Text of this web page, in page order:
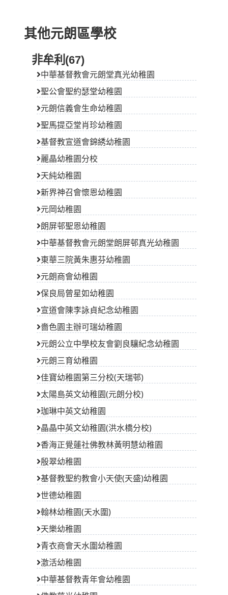
其他元朗區學校
非牟利(67)
中華基督教會元朗堂真光幼稚園
聖公會聖約瑟堂幼稚園
元朗信義會生命幼稚園
聖馬提亞堂肖珍幼稚園
基督教宣道會錦綉幼稚園
麗晶幼稚園分校
天純幼稚園
新界神召會懷恩幼稚園
元岡幼稚園
朗屏邨聖恩幼稚園
中華基督教會元朗堂朗屏邨真光幼稚園
東華三院黃朱惠芬幼稚園
元朗商會幼稚園
保良局曾星如幼稚園
宣道會陳李詠貞紀念幼稚園
嗇色園主辦可瑞幼稚園
元朗公立中學校友會劉良驤紀念幼稚園
元朗三育幼稚園
佳寶幼稚園第三分校(天瑞邨)
太陽島英文幼稚園(元朗分校)
珈琳中英文幼稚園
晶晶中英文幼稚園(洪水橋分校)
香海正覺蓮社佛教林黃明慧幼稚園
殷翠幼稚園
基督教聖約教會小天使(天盛)幼稚園
世德幼稚園
翰林幼稚園(天水圍)
天樂幼稚園
青衣商會天水圍幼稚園
激活幼稚園
中華基督教青年會幼稚園